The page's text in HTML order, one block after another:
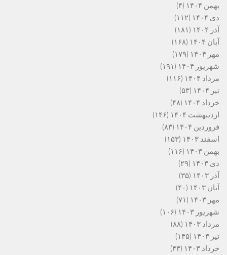
بهمن ۱۴۰۴
(۴)
دی ۱۴۰۴
(۱۱۲)
آذر ۱۴۰۴
(۱۸۱)
آبان ۱۴۰۴
(۱۶۸)
مهر ۱۴۰۴
(۱۷۹)
شهریور ۱۴۰۴
(۱۹۱)
مرداد ۱۴۰۴
(۱۱۶)
تیر ۱۴۰۴
(۵۳)
خرداد ۱۴۰۴
(۴۸)
اردیبهشت ۱۴۰۴
(۱۴۶)
فروردین ۱۴۰۴
(۸۳)
اسفند ۱۴۰۳
(۱۵۳)
بهمن ۱۴۰۳
(۱۱۶)
دی ۱۴۰۳
(۲۹)
آذر ۱۴۰۳
(۳۵)
آبان ۱۴۰۳
(۴۰)
مهر ۱۴۰۳
(۷۱)
شهریور ۱۴۰۳
(۱۰۶)
مرداد ۱۴۰۳
(۸۸)
تیر ۱۴۰۳
(۱۴۵)
خرداد ۱۴۰۳
(۴۳)